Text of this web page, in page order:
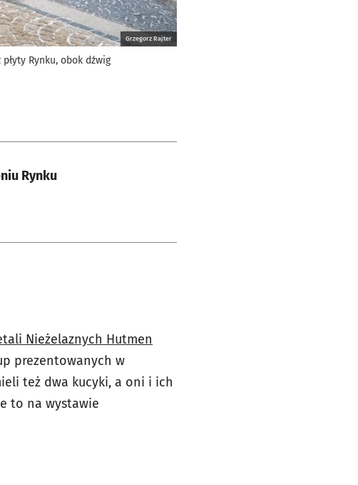
Grzegorz Rajter
Rynku, obok dźwig
Rynku
Nieżelaznych Hutmen
prezentowanych w
też dwa kucyki, a oni i ich
to na wystawie